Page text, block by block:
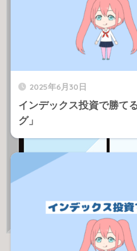
2025年6月30日
インデックス投資で勝て
グ」